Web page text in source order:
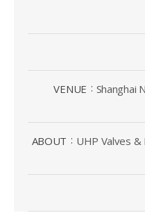
VENUE
Shanghai
ABOUT
UHP Valves